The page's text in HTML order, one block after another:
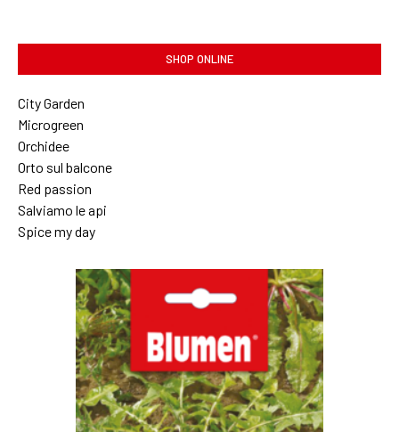
SHOP ONLINE
City Garden
Microgreen
Orchidee
Orto sul balcone
Red passion
Salviamo le api
Spice my day